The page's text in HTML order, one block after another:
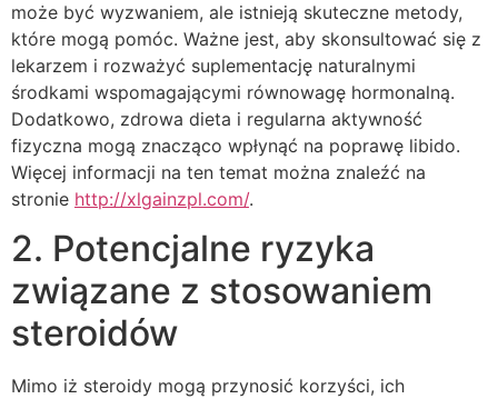
może być wyzwaniem, ale istnieją skuteczne metody,
które mogą pomóc. Ważne jest, aby skonsultować się z
lekarzem i rozważyć suplementację naturalnymi
środkami wspomagającymi równowagę hormonalną.
Dodatkowo, zdrowa dieta i regularna aktywność
fizyczna mogą znacząco wpłynąć na poprawę libido.
Więcej informacji na ten temat można znaleźć na
stronie http://xlgainzpl.com/.
2. Potencjalne ryzyka
związane z stosowaniem
steroidów
Mimo iż steroidy mogą przynosić korzyści, ich